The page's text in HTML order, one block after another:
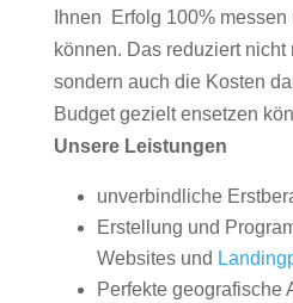
Ihnen Erfolg 100%
können. Das reduziert
sondern auch die Kosten
Budget gezielt ensetzen
Unsere Leistungen
unverbindliche
Erstellung und
Websites und
Perfekte geografische